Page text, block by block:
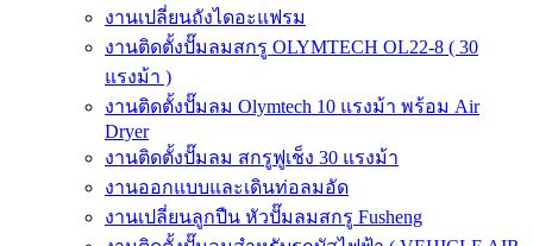
งานเปลี่ยนถังไดอะแฟรม
งานติดตั้งปั๊มลมสกรู OLYMTECH OL22-8 ( 30
แรงม้า )
งานติดตั้งปั๊มลม Olymtech 10 แรงม้า พร้อม Air
Dryer
งานติดตั้งปั๊มลม สกรูฟูเช็ง 30 แรงม้า
งานออกแบบและเดินท่อลมอัด
งานเปลี่ยนลูกปืน หัวปั๊มลมสกรู Fusheng